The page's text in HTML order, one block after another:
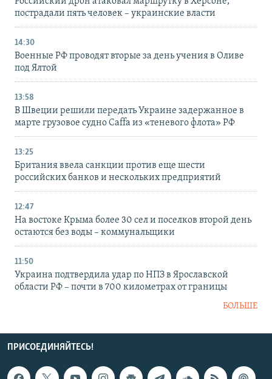
пострадали пять человек – украинские власти
14:30
Военные РФ проводят вторые за день учения в Оливе
под Ялтой
13:58
В Швеции решили передать Украине задержанное в
марте грузовое судно Caffa из «теневого флота» РФ
13:25
Британия ввела санкции против еще шести
российских банков и нескольких предприятий
12:47
На востоке Крыма более 30 сел и поселков второй день
остаются без воды – коммунальщики
11:50
Украина подтвердила удар по НПЗ в Ярославской
области РФ – почти в 700 километрах от границы
БОЛЬШЕ
ПРИСОЕДИНЯЙТЕСЬ!